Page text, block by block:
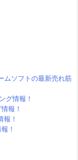
ムソフトの最新売れ筋
グ情報！
報！
！
！